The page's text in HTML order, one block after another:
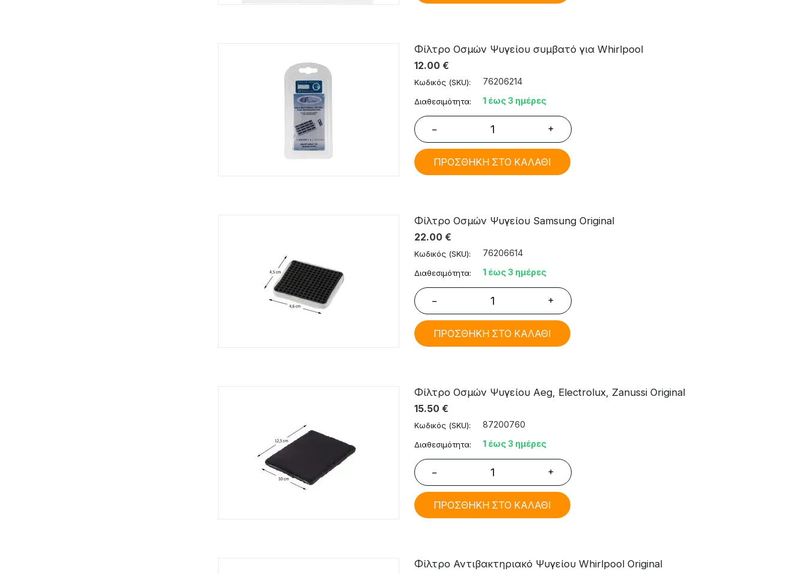
Φίλτρο Οσμών Ψυγείου συμβατό για Whirlpool
12.00 €
Κωδικός (SKU): 76206214
Διαθεσιμότητα: 1 έως 3 ημέρες
− +
ΠΡΟΣΘΗΚΗ ΣΤΟ ΚΑΛΑΘΙ
Φίλτρο Οσμών Ψυγείου Samsung Original
22.00 €
Κωδικός (SKU): 76206614
Διαθεσιμότητα: 1 έως 3 ημέρες
− +
ΠΡΟΣΘΗΚΗ ΣΤΟ ΚΑΛΑΘΙ
Φίλτρο Οσμών Ψυγείου Aeg, Electrolux, Zanussi Original
15.50 €
Κωδικός (SKU): 87200760
Διαθεσιμότητα: 1 έως 3 ημέρες
− +
ΠΡΟΣΘΗΚΗ ΣΤΟ ΚΑΛΑΘΙ
Φίλτρο Αντιβακτηριακό Ψυγείου Whirlpool Original